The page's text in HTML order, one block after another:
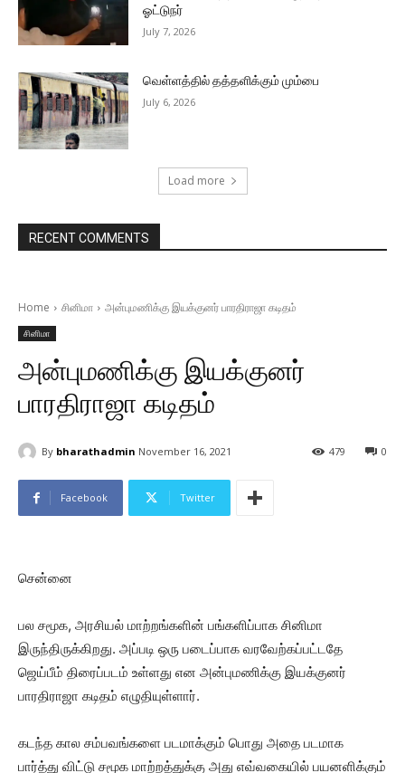
ஓட்டுநர்
July 7, 2026
வெள்ளத்தில் தத்தளிக்கும் மும்பை
July 6, 2026
Load more
RECENT COMMENTS